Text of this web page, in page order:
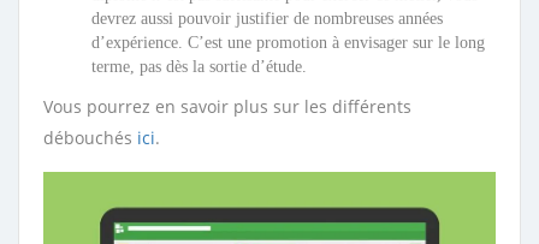
devrez aussi pouvoir justifier de nombreuses années
d’expérience. C’est une promotion à envisager sur le long
terme, pas dès la sortie d’étude.
Vous pourrez en savoir plus sur les différents
débouchés ici.